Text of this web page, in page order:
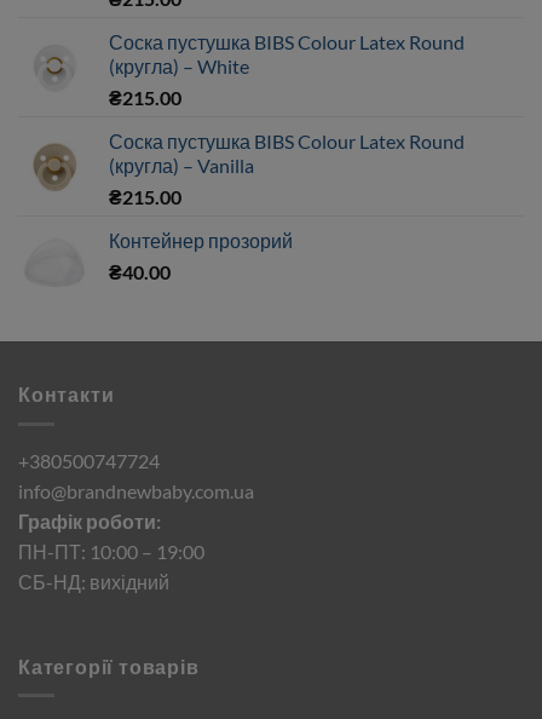
Соска пустушка BIBS Colour Latex Round
(кругла) – White
₴215.00
Соска пустушка BIBS Colour Latex Round
(кругла) – Vanilla
₴215.00
Контейнер прозорий
₴40.00
Контакти
+380500747724
info@brandnewbaby.com.ua
Графік роботи:
ПН-ПТ: 10:00 – 19:00
СБ-НД: вихідний
Категорії товарів